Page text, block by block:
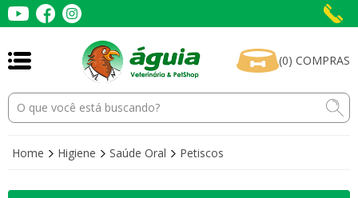
(0) COMPRAS
Home Higiene Saúde Oral Petiscos